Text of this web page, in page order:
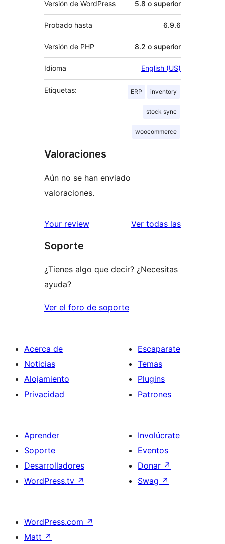
Versión de WordPress 5.8 o superior
Probado hasta 6.9.6
Versión de PHP 8.2 o superior
Idioma English (US)
Etiquetas: ERP inventory
stock sync
woocommerce
Valoraciones
Aún no se han enviado
valoraciones.
Your review Ver todas las
Soporte
¿Tienes algo que decir? ¿Necesitas
ayuda?
Ver el foro de soporte
Acerca de
Noticias
Alojamiento
Privacidad
Escaparate
Temas
Plugins
Patrones
Aprender
Soporte
Desarrolladores
WordPress.tv ↗
Involúcrate
Eventos
Donar ↗
Swag ↗
WordPress.com ↗
Matt ↗